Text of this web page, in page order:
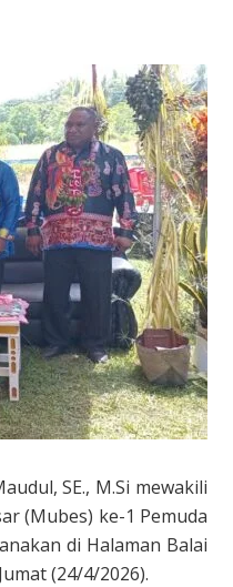
SE., M.Si mewakili
(Mubes) ke-1 Pemuda
di Halaman Balai
(24/4/2026).